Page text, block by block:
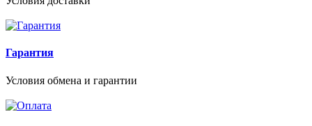
Гарантия
Условия обмена и гарантии